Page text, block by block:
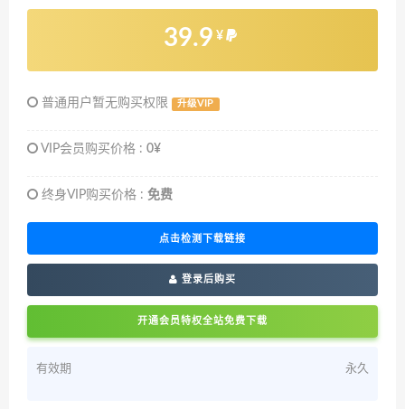
39.9 ¥
普通用户暂无购买权限 升级VIP
VIP会员购买价格 : 0¥
终身VIP购买价格 : 免费
点击检测下载链接
登录后购买
开通会员特权全站免费下载
有效期 永久